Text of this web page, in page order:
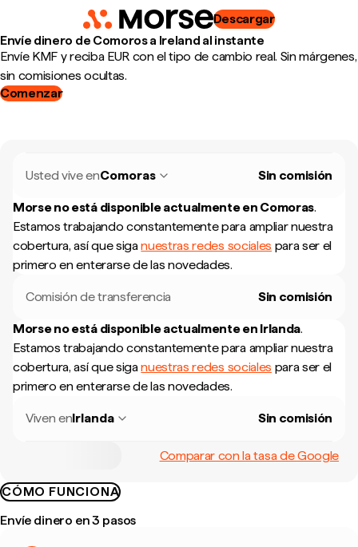
Descargar
Envíe dinero de Comoros a Ireland al instante
Envíe KMF y reciba EUR con el tipo de cambio real. Sin márgenes,
sin comisiones ocultas.
Comenzar
Usted vive enComoras Sin comisión
Morse no está disponible actualmente en Comoras.
Estamos trabajando constantemente para ampliar nuestra
cobertura, así que siganuestras redes sociales para ser el
primero en enterarse de las novedades.
Comisión de transferencia Sin comisión
Morse no está disponible actualmente en Irlanda.
Estamos trabajando constantemente para ampliar nuestra
cobertura, así que siganuestras redes sociales para ser el
primero en enterarse de las novedades.
Viven enIrlanda Sin comisión
Comparar con la tasa de Google
CÓMO FUNCIONA
Envíe dinero en 3 pasos